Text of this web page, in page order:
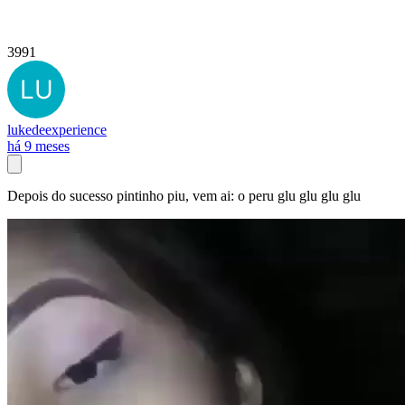
3991
lukedeexperience
há 9 meses
Depois do sucesso pintinho piu, vem ai: o peru glu glu glu glu